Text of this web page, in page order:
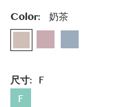
Color:
奶茶
尺寸: F
F